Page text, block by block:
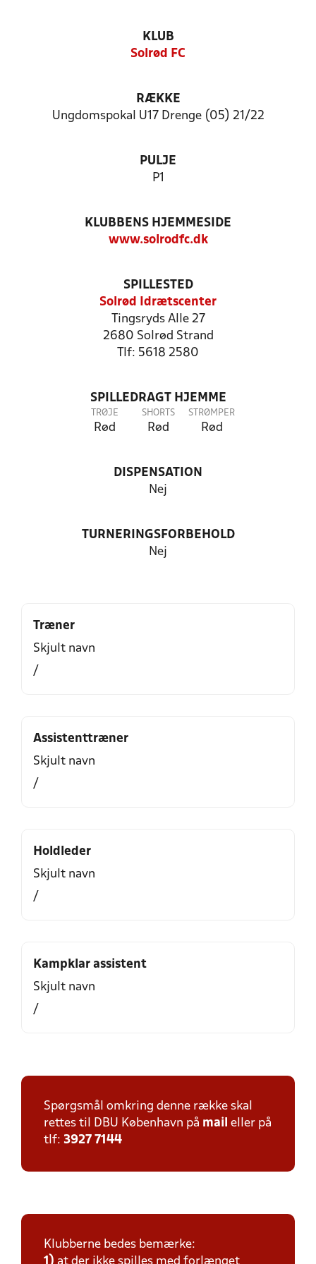
KLUB
Solrød FC
RÆKKE
Ungdomspokal U17 Drenge (05) 21/22
PULJE
P1
KLUBBENS HJEMMESIDE
www.solrodfc.dk
SPILLESTED
Solrød Idrætscenter
Tingsryds Alle 27
2680 Solrød Strand
Tlf: 5618 2580
SPILLEDRAGT HJEMME
TRØJE
Rød
SHORTS
Rød
STRØMPER
Rød
DISPENSATION
Nej
TURNERINGSFORBEHOLD
Nej
Træner
Skjult navn
/
Assistenttræner
Skjult navn
/
Holdleder
Skjult navn
/
Kampklar assistent
Skjult navn
/
Spørgsmål omkring denne række skal
rettes til DBU København på mail eller på
tlf: 3927 7144
Klubberne bedes bemærke:
1) at der ikke spilles med forlænget